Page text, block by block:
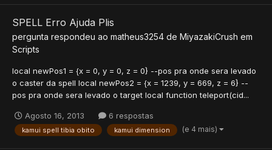
SPELL Erro Ajuda Plis
pergunta respondeu ao matheus3254 de MiyazakiCrush em
Scripts
local newPos1 = {x = 0, y = 0, z = 0} --pos pra onde sera levado
o caster da spell local newPos2 = {x = 1239, y = 669, z = 6} --
pos pra onde sera levado o target local function teleport(cid...
Agosto 16, 2013 6 respostas
kamui spell tibia obito kamui dimension (e 4 mais)